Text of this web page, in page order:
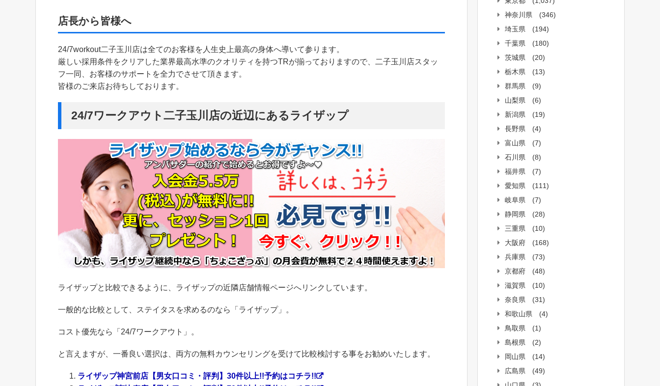
店長から皆様へ
24/7workout二子玉川店は全てのお客様を人生史上最高の身体へ導いて参ります。
厳しい採用条件をクリアした業界最高水準のクオリティを持つTRが揃っておりますので、二子玉川店スタッ
フ一同、お客様のサポートを全力でさせて頂きます。
皆様のご来店お待ちしております。
24/7ワークアウト二子玉川店の近辺にあるライザップ
ライザップと比較できるように、ライザップの近隣店舗情報ページへリンクしています。
一般的な比較として、ステイタスを求めるのなら「ライザップ」。
コスト優先なら「24/7ワークアウト」。
と言えますが、一番良い選択は、両方の無料カウンセリングを受けて比較検討する事をお勧めいたします。
ライザップ神宮前店【男女口コミ・評判】30件以上!!予約はコチラ!!
神奈川県
(346)
埼玉県
(194)
千葉県
(180)
茨城県
(20)
栃木県
(13)
群馬県
(9)
山梨県
(6)
新潟県
(19)
長野県
(4)
富山県
(7)
石川県
(8)
福井県
(7)
愛知県
(111)
岐阜県
(7)
静岡県
(28)
三重県
(10)
大阪府
(168)
兵庫県
(73)
京都府
(48)
滋賀県
(10)
奈良県
(31)
和歌山県
(4)
鳥取県
(1)
島根県
(2)
岡山県
(14)
広島県
(49)